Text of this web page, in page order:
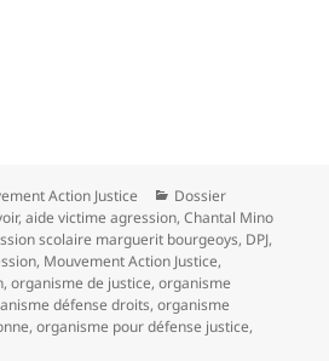
Action Justice Categories
Dossier
,aide victime agression,Chantal Mino
scolaire marguerit bourgeoys, DPJ,
, Mouvement Action Justice,
,organisme de justice,organisme
défense droits,organisme
,organisme pour défense justice,